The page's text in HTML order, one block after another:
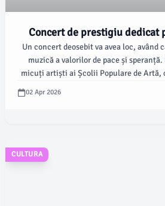
Concert de prestigiu dedicat
Un concert deosebit va avea loc, având
muzică a valorilor de pace și
micuți artiști ai Școlii Populare de Artă,
02 Apr 2026
CULTURA